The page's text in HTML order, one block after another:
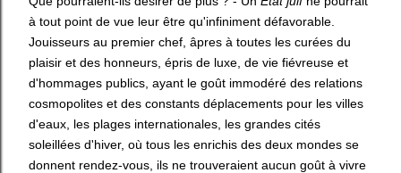
à tout point de vue leur être qu'infiniment défavorable.
Jouisseurs au premier chef, âpres à toutes les curées du
plaisir et des honneurs, épris de luxe, de vie fiévreuse et
d'hommages publics, ayant le goût immodéré des relations
cosmopolites et des constants déplacements pour les villes
d'eaux, les plages internationales, les grandes cités
soleillées d'hiver, où tous les enrichis des deux mondes se
donnent rendez-vous, ils ne trouveraient aucun goût à vivre